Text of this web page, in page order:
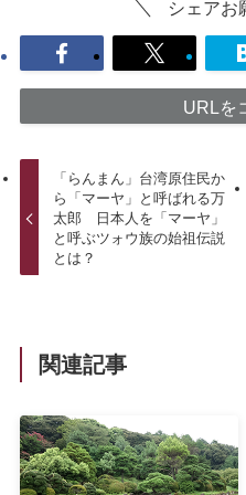
シェアお
URLを
「らんまん」台湾原住民か
ら「マーヤ」と呼ばれる万
太郎 日本人を「マーヤ」
と呼ぶツォウ族の始祖伝説
とは？
関連記事